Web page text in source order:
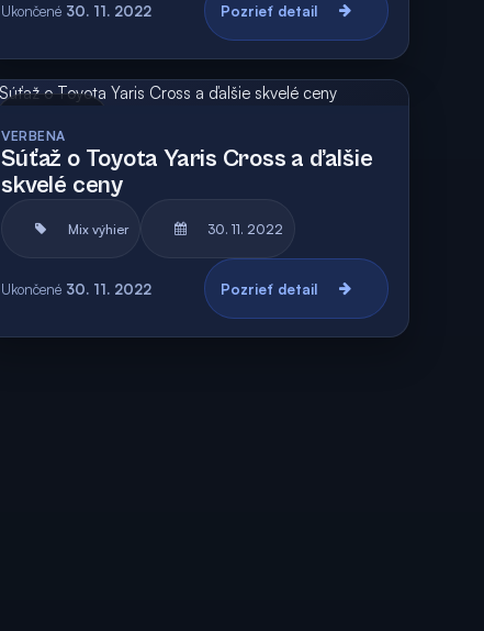
Ukončené 30. 11. 2022 Pozrieť detail
VERBENA
Súťaž o Toyota Yaris Cross a ďalšie
skvelé ceny
Mix výhier 30. 11. 2022
Ukončené 30. 11. 2022 Pozrieť detail